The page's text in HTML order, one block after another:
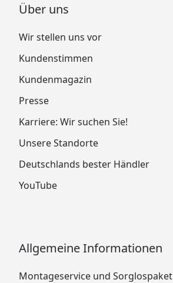
Über uns
Wir stellen uns vor
Kundenstimmen
Kundenmagazin
Presse
Karriere: Wir suchen Sie!
Unsere Standorte
Deutschlands bester Händler
YouTube
Allgemeine Informationen
Montageservice und Sorglospaket